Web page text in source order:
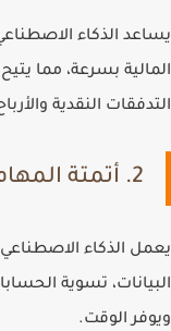
يساعد الذكاء
المالية بسرعة، مما
التدفقات النقدية
2. أتمتة المهام الروتينية
يعمل الذكاء
البيانات، تسوية
ويوفر الوقت.